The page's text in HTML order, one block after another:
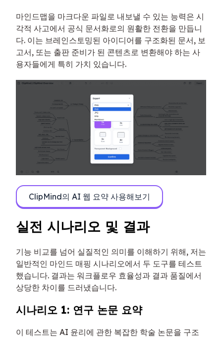
마인드맵을 마크다운 파일로 내보낼 수 있는 능력은 시
각적 사고에서 공식 문서화로의 원활한 전환을 만듭니
다. 이는 브레인스토밍된 아이디어를 구조화된 문서, 보
고서, 또는 출판 준비가 된 콘텐츠로 변환해야 하는 사
용자들에게 특히 가치 있습니다.
ClipMind의 AI 웹 요약 사용해보기
실전 시나리오 및 결과
기능 비교를 넘어 실질적인 의미를 이해하기 위해, 저는
일반적인 마인드 매핑 시나리오에서 두 도구를 테스트
했습니다. 결과는 워크플로우 효율성과 결과 품질에서
상당한 차이를 드러냈습니다.
시나리오 1: 연구 논문 요약
이 테스트는 AI 윤리에 관한 복잡한 학술 논문을 구조